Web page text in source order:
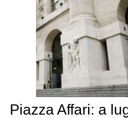
Piazza Affari: a